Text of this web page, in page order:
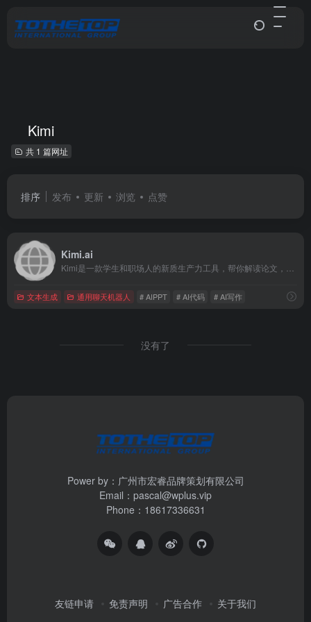
Kimi
共 1 篇网址
排序 发布 更新 浏览 点赞
Kimi.ai
文本生成 通用聊天机器人 # AIPPT # AI代码 # AI写作
没有了
Power by：广州市宏睿品牌策划有限公司
Email：pascal@wplus.vip
Phone：18617336631
友链申请 免责声明 广告合作 关于我们